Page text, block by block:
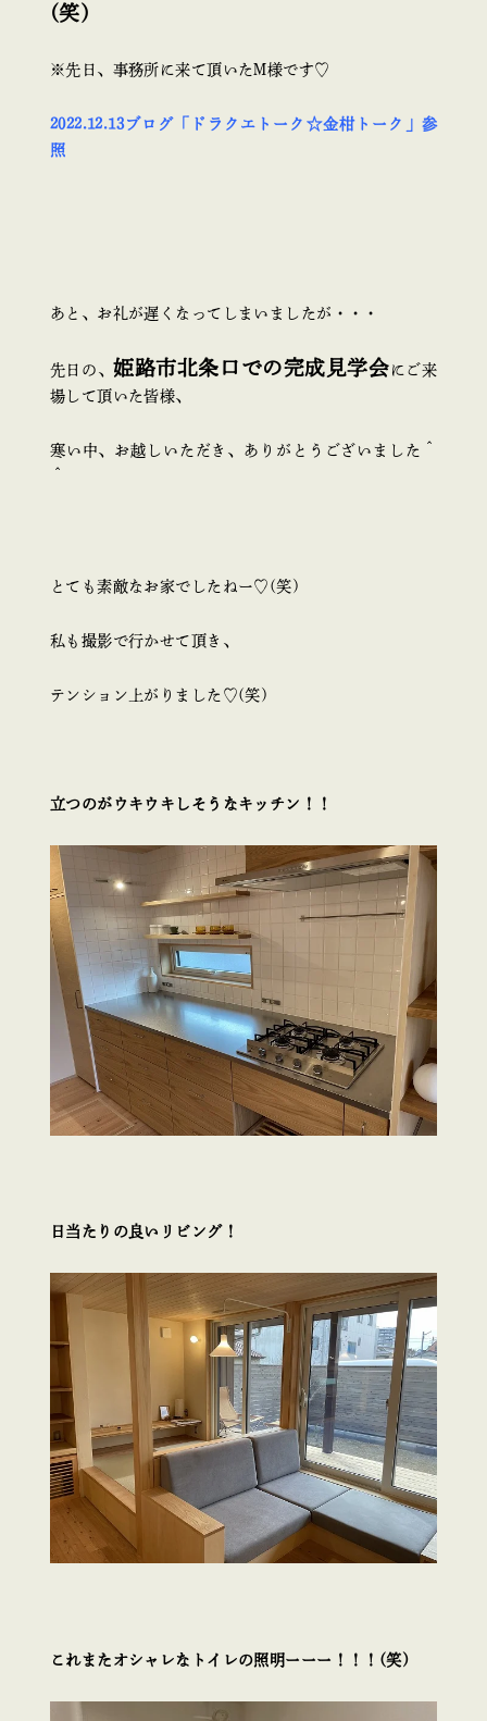
(笑)
※先日、事務所に来て頂いたM様です♡
2022.12.13ブログ「ドラクエトーク☆金柑トーク」参
照
あと、お礼が遅くなってしまいましたが・・・
先日の、 姫路市北条口での完成見学会 にご来
場して頂いた皆様、
寒い中、お越しいただき、ありがとうございました＾
とても素敵なお家でしたねー♡(笑)
私も撮影で行かせて頂き、
テンション上がりました♡(笑)
立つのがウキウキしそうなキッチン！！
日当たりの良いリビング！
これまたオシャレなトイレの照明ーーー！！！(笑)